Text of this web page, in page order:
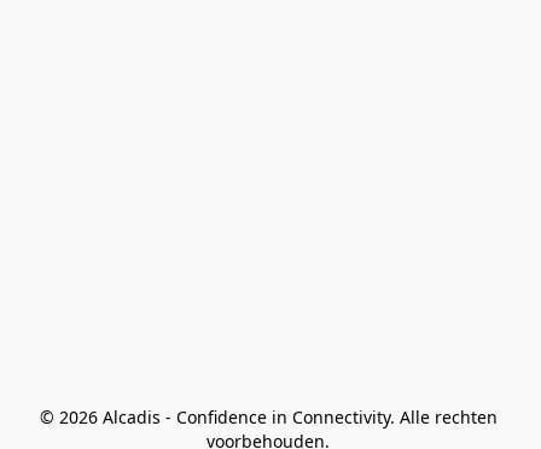
© 2026 Alcadis - Confidence in Connectivity. Alle rechten
voorbehouden.